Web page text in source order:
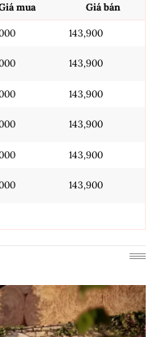
mua Giá bán
143,900
143,900
143,900
143,900
143,900
143,900